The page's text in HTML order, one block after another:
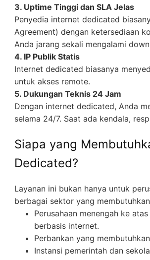
3. Uptime Tinggi dan SLA Jelas
Penyedia internet dedicated
Agreement) dengan ketersediaan
Anda jarang sekali mengalami
4. IP Publik Statis
Internet dedicated biasanya
untuk akses remote.
5. Dukungan Teknis 24 Jam
Dengan internet dedicated, Anda
selama 24/7. Saat ada kendala,
Siapa yang
Dedicated?
Layanan ini bukan hanya untuk
berbagai sektor yang
Perusahaan menengah ke
berbasis internet.
Perbankan yang
Instansi pemerintah dan